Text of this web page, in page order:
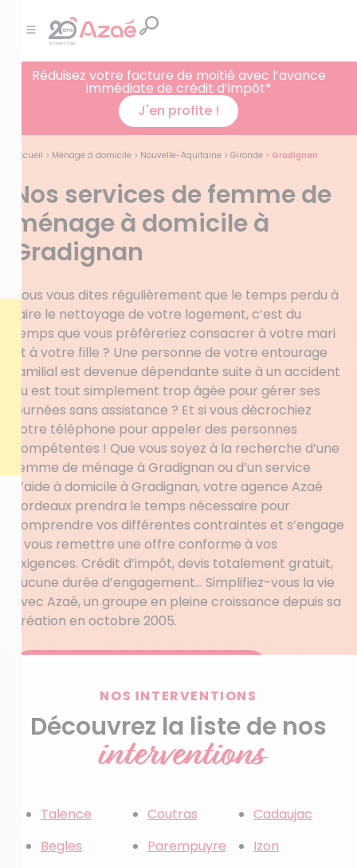
Réduisez votre facture de moitié avec l’avance
immédiate de crédit d’impôt*
J'en profite !
Accueil > Ménage à domicile > Nouvelle-Aquitaine > Gironde > Gradignan
Nos services de femme de
ménage à domicile à
Gradignan
Vous vous dites régulièrement que le temps perdu à
faire le nettoyage de votre logement, c’est du
temps que vous préféreriez consacrer à votre mari
et à votre fille ? Une personne de votre entourage
familial est devenue dépendante suite à un accident
ou est tout simplement trop âgée pour gérer ses
journées sans assistance ? Et si vous décrochiez
votre téléphone pour appeler des personnes
compétentes ! Que vous soyez à la recherche d’une
femme de ménage à Gradignan ou d’un service
d’aide à domicile à Gradignan, votre agence Azaé
Bordeaux prendra le temps nécessaire pour
comprendre vos différentes contraintes et s’engage
à vous remettre une offre conforme à vos
exigences. Crédit d’impôt, devis totalement gratuit,
aucune durée d’engagement… Simplifiez-vous la vie
avec Azaé, un groupe en pleine croissance depuis sa
création en octobre 2005.
NOS INTERVENTIONS
Découvrez la liste de nos
interventions
Talence
Begles
Coutras
Parempuyre
Cadaujac
Izon